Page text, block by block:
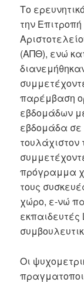
Το
την Επιτροπή
(ΑΠΘ), ενώ
παρέμβαση
εβδομάδων
εβδομάδα σε
τουλάχιστον
πρόγραμμα
τους
χώρο, ε-νώ
εκπαιδευτές
Οι